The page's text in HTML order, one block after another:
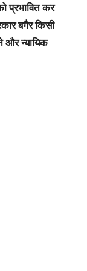
प्रभावित कर
बगैर किसी
और न्यायिक